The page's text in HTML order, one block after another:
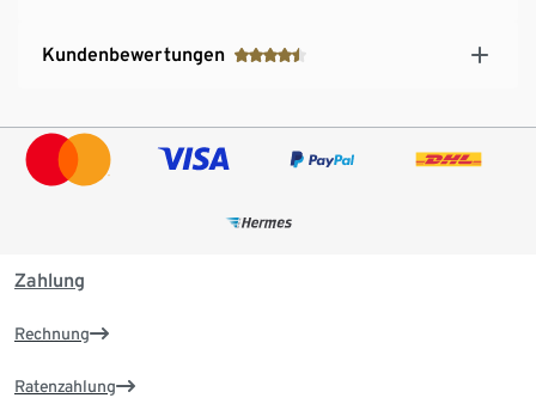
Kundenbewertungen
Zahlung
Rechnung
Ratenzahlung